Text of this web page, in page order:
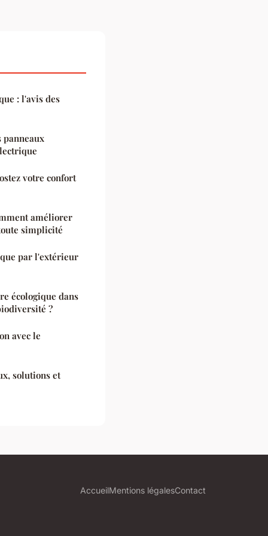
: l'avis des
panneaux
votre confort
améliorer
simplicité
par l'extérieur
écologique dans
?
avec le
solutions et
AccueilMentions légalesContact